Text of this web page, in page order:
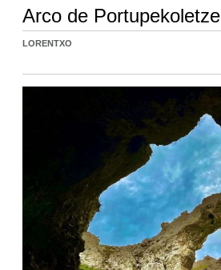
Arco de Portupekoletze
LORENTXO